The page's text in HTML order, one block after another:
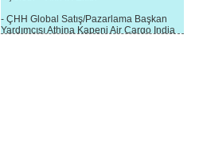
- ÇHH Global Satış/Pazarlama Başkan
Yardımcısı Athina Kapeni Air Cargo India